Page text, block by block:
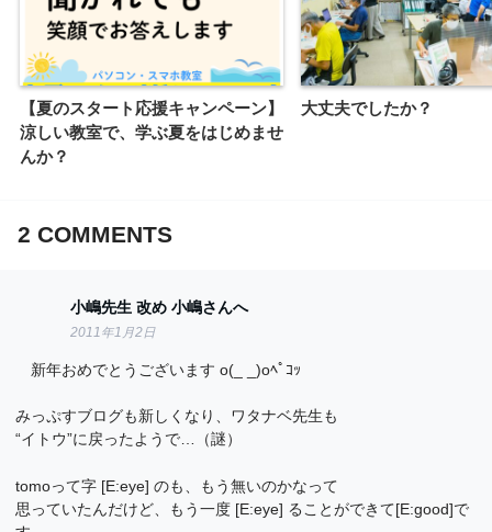
【夏のスタート応援キャンペーン】
涼しい教室で、学ぶ夏をはじめませ
んか？
大丈夫でしたか？
2 COMMENTS
小嶋先生 改め 小嶋さんへ
2011年1月2日
新年おめでとうございます o(_ _)oﾍﾟｺｯ
みっぷすブログも新しくなり、ワタナベ先生も
“イトウ”に戻ったようで…（謎）
tomoって字 [E:eye] のも、もう無いのかなって
思っていたんだけど、もう一度 [E:eye] ることができて[E:good]で